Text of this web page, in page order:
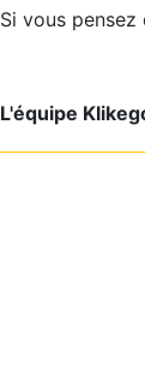
Si vous
L'équipe